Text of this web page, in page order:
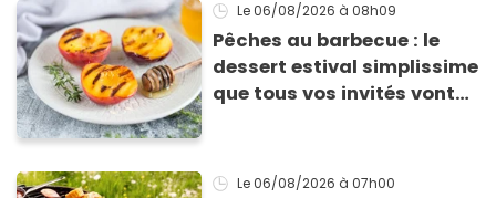
Le 06/08/2026 à 08h09
Pêches au barbecue : le
dessert estival simplissime
que tous vos invités vont
Le 06/08/2026 à 07h00